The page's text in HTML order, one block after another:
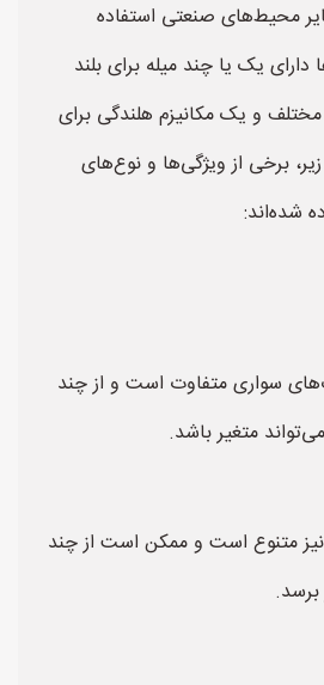
محیط‌های صنعتی استفاده
یک یا چند میله برای بلند
مختلف و یک مکانیزم هلندگی برای
برخی از ویژگی‌ها و نوع‌های
شده‌اند:
سواری متفاوت است و از چند
متغیر باشد.
نیز متنوع است و ممکن است از چند
برسد.